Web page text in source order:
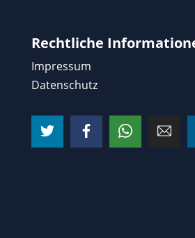
Rechtliche
Impressum
Datenschutz